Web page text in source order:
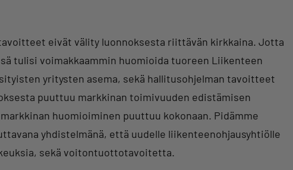
eivät välity luonnoksesta riittävän kirkkaina. Jotta
tulisi voimakkaammin huomioida tuoreen Liikenteen
yritysten asema, sekä hallitusohjelman tavoitteet
puuttuu markkinan toimivuuden edistämisen
huomioiminen puuttuu kokonaan. Pidämme
yhdistelmänä, että uudelle liikenteenohjausyhtiölle
sekä voitontuottotavoitetta.